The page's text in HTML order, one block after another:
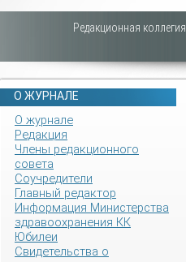
Редакционная коллегия
О ЖУРНАЛЕ
О журнале
Редакция
Члены редакционного
совета
Соучредители
Главный редактор
Информация Министерства
здравоохранения КК
Юбилеи
Свидетельства о